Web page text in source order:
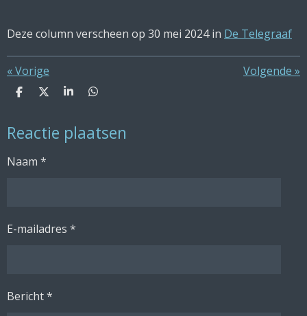
Deze column verscheen op 30 mei 2024 in De Telegraaf
«Vorige Volgende »
D
e
n
D
l
S
r
e
D
e
n
Reactie plaatsen
Naam *
E-mailadres *
Bericht *